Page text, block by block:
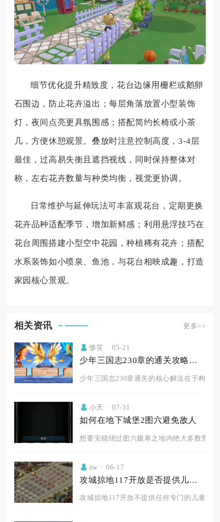
细节优化提升精致度，花台边缘用栅栏或鹅卵
石围边，防止花卉溢出；每层角落放置小型装饰
灯，夜间点亮更具氛围感；搭配简约长椅或小茶
几，方便休憩观景。叠放时注意控制高度，3-4层
最佳，过高易失衡且遮挡视线，同时保持整体对
称，左右花卉数量与种类均衡，视觉更协调。
日常维护与延伸玩法可丰富观花台，定期更换
花卉品种适配季节，增加新鲜感；利用悬浮技巧在
花台周围搭建小型空中花园，种植稀有花卉；搭配
水系装饰如小喷泉、鱼池，与花台相映成趣，打造
家园核心景观。
相关资讯 更多>>
惨笑 05-21
少年三国志230章的通关攻略是什么
少年三国志230章通关的核心解法在于构建
小天 07-31
如何在地下城堡2图六避免敌人
想要安稳绕过图六极寒之地内绝大多数野怪
zw 06-17
攻城掠地117开放是否提供儿童优惠
攻城掠地117开放不提供任何专门的儿童优